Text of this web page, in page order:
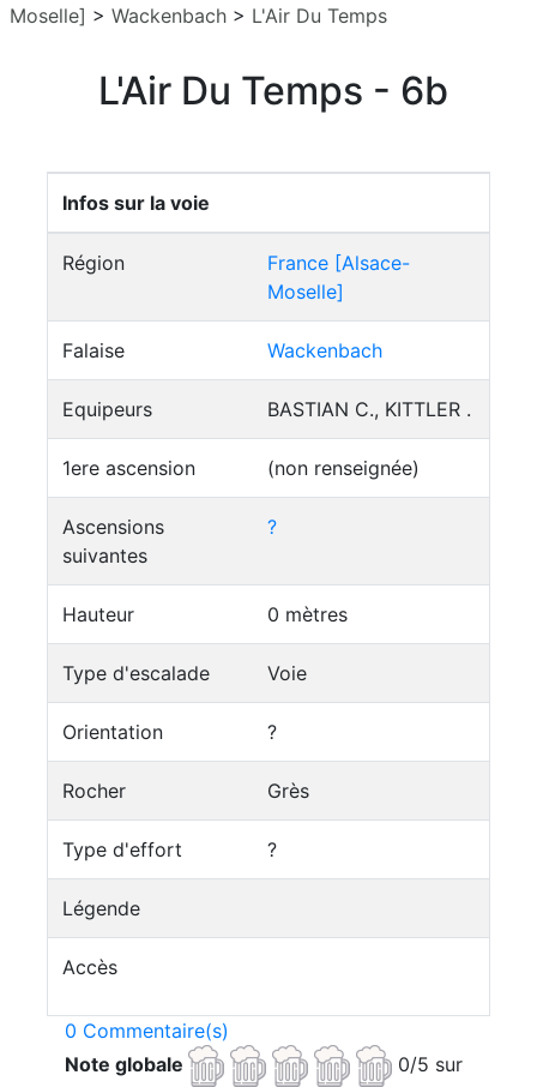
Moselle] > Wackenbach > L'Air Du Temps
L'Air Du Temps - 6b
Infos sur la voie
Région
France [Alsace-
Moselle]
Falaise Wackenbach
Equipeurs BASTIAN C., KITTLER .
1ere ascension (non renseignée)
Ascensions
suivantes
?
Hauteur 0 mètres
Type d'escalade Voie
Orientation ?
Rocher Grès
Type d'effort ?
Légende
Accès
0 Commentaire(s)
Note globale
0/5 sur